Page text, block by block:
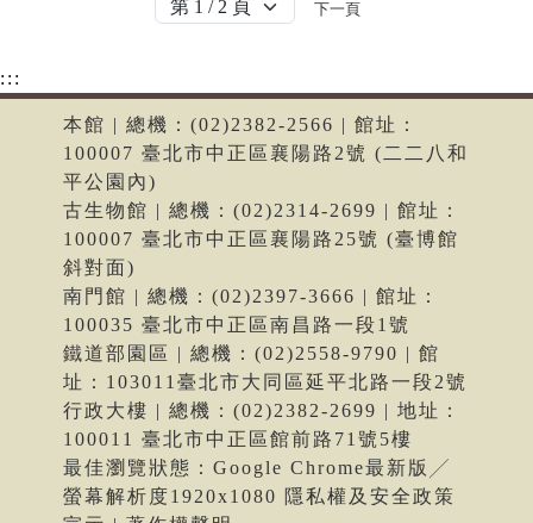
下一頁
:::
本館 | 總機：(02)2382-2566 | 館址：
100007 臺北市中正區襄陽路2號 (二二八和
平公園內)
古生物館 | 總機：(02)2314-2699 | 館址：
100007 臺北市中正區襄陽路25號 (臺博館
斜對面)
南門館 | 總機：(02)2397-3666 | 館址：
100035 臺北市中正區南昌路一段1號
鐵道部園區 | 總機：(02)2558-9790 | 館
址：103011臺北市大同區延平北路一段2號
行政大樓 | 總機：(02)2382-2699 | 地址：
100011 臺北市中正區館前路71號5樓
最佳瀏覽狀態：Google Chrome最新版╱
螢幕解析度1920x1080 隱私權及安全政策